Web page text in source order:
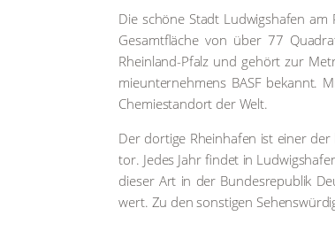
Die schö­ne Stadt Lud­wigs­ha­fen
Gesamt­flä­che von über 77
Rhein­land-Pfalz und gehört zur
mie­un­ter­neh­mens BASF bekannt.
Che­mie­stand­ort der Welt.
Der dor­ti­ge Rhein­ha­fen ist einer
tor. Jedes Jahr fin­det in
die­ser Art in der Bun­des­re­pu­blik
wert. Zu den sons­ti­gen